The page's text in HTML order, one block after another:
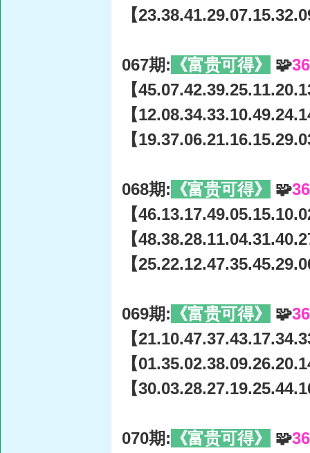
【
067期: 《富贵可得》 🧩
【
【
【
068期: 《富贵可得》 🧩
【
【
【
069期: 《富贵可得》 🧩
【
【
【
070期: 《富贵可得》 🧩